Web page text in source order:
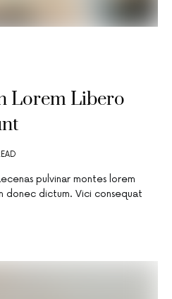
Lorem Libero
pulvinar montes lorem
dictum. Vici consequat